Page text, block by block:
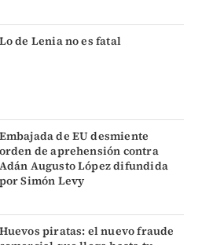
Lo de Lenia no es fatal
Embajada de EU desmiente
orden de aprehensión contra
Adán Augusto López difundida
por Simón Levy
Huevos piratas: el nuevo fraude